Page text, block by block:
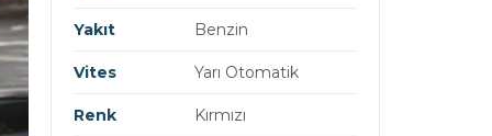
Yakıt Benzin
Vites Yarı Otomatik
Renk Kırmızı